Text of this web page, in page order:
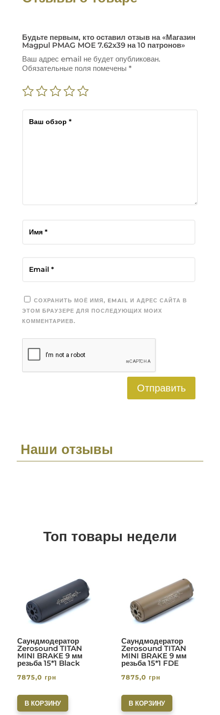
Будьте первым, кто оставил отзыв на «Магазин
Magpul PMAG MOE 7.62х39 на 10 патронов»
Ваш адрес email не будет опубликован.
Обязательные поля помечены *
СОХРАНИТЬ МОЁ ИМЯ, EMAIL И АДРЕС САЙТА В
ЭТОМ БРАУЗЕРЕ ДЛЯ ПОСЛЕДУЮЩИХ МОИХ
КОММЕНТАРИЕВ.
Отправить
Наши отзывы
Топ товары недели
Саундмодератор
Zerosound TITAN
MINI BRAKE 9 мм
резьба 15*1 Black
7875,0 грн
В КОРЗИНУ
Саундмодератор
Zerosound TITAN
MINI BRAKE 9 мм
резьба 15*1 FDE
7875,0 грн
В КОРЗИНУ